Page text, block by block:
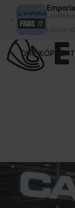
DITT
Cookie-